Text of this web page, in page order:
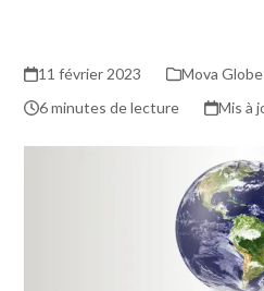
11 février 2023
Mova Globe
6 minutes de lecture